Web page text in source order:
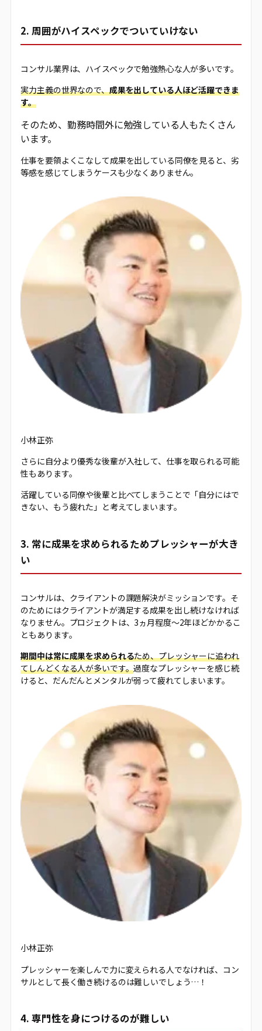
2. 周囲がハイスペックでついていけない
コンサル業界は、ハイスペックで勉強熱心な人が多いです。
実力主義の世界なので、成果を出している人ほど活躍できま
す。
そのため、勤務時間外に勉強している人もたくさん
います。
仕事を要領よくこなして成果を出している同僚を見ると、劣
等感を感じてしまうケースも少なくありません。
小林正弥
さらに自分より優秀な後輩が入社して、仕事を取られる可能
性もあります。
活躍している同僚や後輩と比べてしまうことで「自分にはで
きない、もう疲れた」と考えてしまいます。
3. 常に成果を求められるためプレッシャーが大き
い
コンサルは、クライアントの課題解決がミッションです。そ
のためにはクライアントが満足する成果を出し続けなければ
なりません。プロジェクトは、3ヵ月程度〜2年ほどかかるこ
ともあります。
期間中は常に成果を求められるため、プレッシャーに追われ
てしんどくなる人が多いです。過度なプレッシャーを感じ続
けると、だんだんとメンタルが弱って疲れてしまいます。
小林正弥
プレッシャーを楽しんで力に変えられる人でなければ、コン
サルとして長く働き続けるのは難しいでしょう…！
4. 専門性を身につけるのが難しい